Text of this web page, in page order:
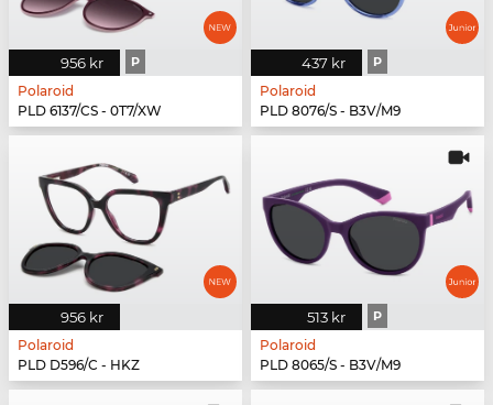
956 kr P
Polaroid
PLD 6137/CS - 0T7/XW
437 kr P
Polaroid
PLD 8076/S - B3V/M9
956 kr
Polaroid
PLD D596/C - HKZ
513 kr P
Polaroid
PLD 8065/S - B3V/M9